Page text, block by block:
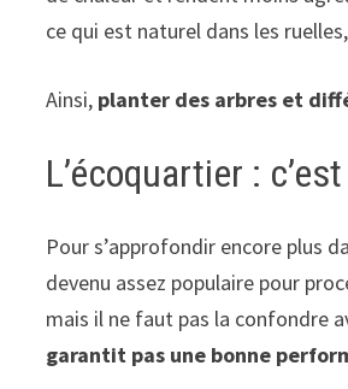
ce qui est naturel dans les
Ainsi, planter des arbres et
L’écoquartier :
Pour s’approfondir encore plus
devenu assez populaire pour
mais il ne faut pas la confondre
garantit pas une bonne